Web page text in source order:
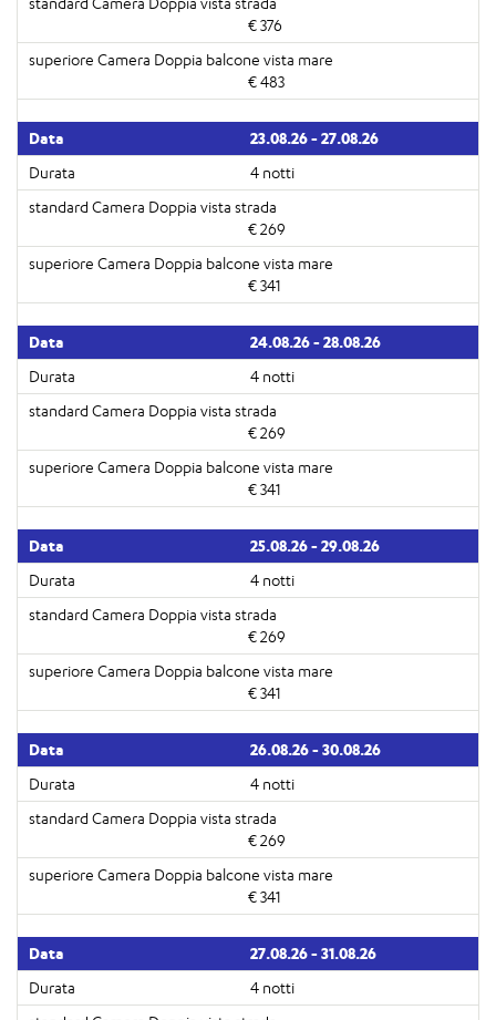
€ 376
€ 483
23.08.26 - 27.08.26
4 notti
€ 269
€ 341
24.08.26 - 28.08.26
4 notti
€ 269
€ 341
25.08.26 - 29.08.26
4 notti
€ 269
€ 341
26.08.26 - 30.08.26
4 notti
€ 269
€ 341
27.08.26 - 31.08.26
4 notti